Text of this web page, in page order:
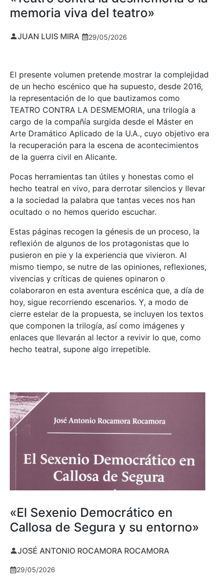
memoria viva del teatro»
JUAN LUIS MIRA 29/05/2026
El presente volumen pretende mostrar la complejidad
de un hecho escénico que ha supuesto, desde 2016,
la representación de lo que bautizamos como
TEATRO CONTRA LA DESMEMORIA, una trilogía a
cargo de la compañía surgida desde el Máster en
Arte Dramático Aplicado de la U.A., cuyo objetivo era
la recuperación para la escena de acontecimientos
de la guerra civil en Alicante.
Pocas herramientas tan útiles y honestas como el
hecho teatral en vivo, para derrotar silencios y llevar
a la sociedad la palabra que tantas veces nos han
ocultado o no hemos querido escuchar.
Estas páginas recogen la génesis de un proceso, la
reflexión de algunos de los protagonistas que lo
pusieron en pie y la experiencia que vivieron. Al
mismo tiempo, se nutre de las opiniones, reflexiones,
vivencias y críticas de quienes opinaron o
colaboraron en esta aventura escénica que, a día de
hoy, sigue recorriendo escenarios. Y, a modo de
cierre estelar de la propuesta, se incluyen los textos
que componen la trilogía, así como imágenes y
enlaces que llevarán al lector a revivir lo que, como
hecho teatral, supone algo irrepetible.
«El Sexenio Democrático en
Callosa de Segura y su entorno»
JOSÉ ANTONIO ROCAMORA ROCAMORA
29/05/2026